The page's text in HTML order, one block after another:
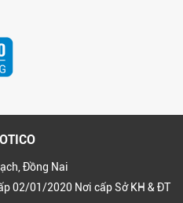
Đồng Nai
02/01/2020 Nơi cấp Sở KH & ĐT